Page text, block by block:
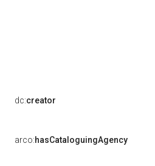
dc:creator
arco:hasCataloguingAgency